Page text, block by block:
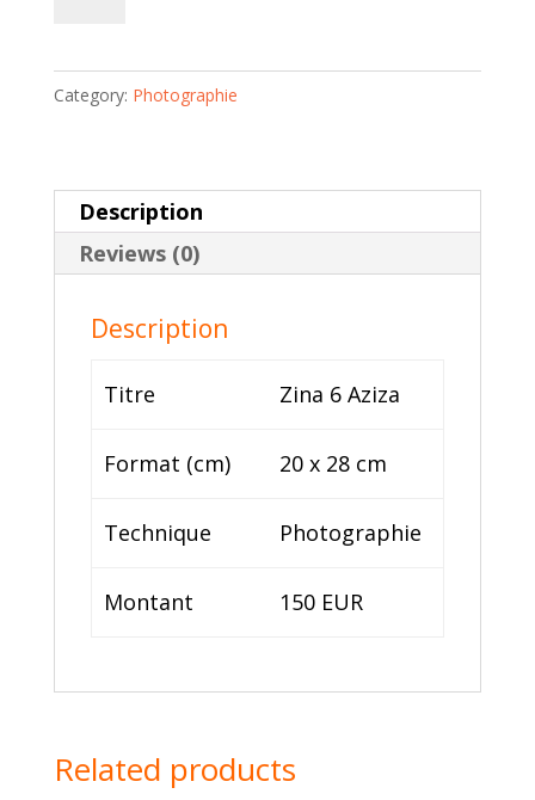
|
Mouna
quantity
Category: Photographie
Description
Reviews (0)
Description
Titre Zina 6 Aziza
Format (cm) 20 x 28 cm
Technique Photographie
Montant 150 EUR
Related products